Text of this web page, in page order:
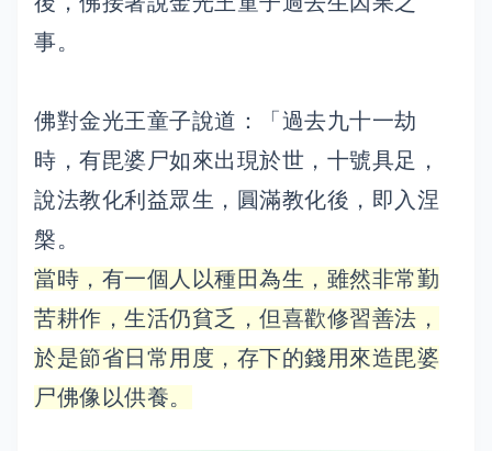
事。
佛對金光王童子說道：「過去九十一劫
時，有毘婆尸如來出現於世，十號具足，
說法教化利益眾生，圓滿教化後，即入涅
槃。
當時，有一個人以種田為生，雖然非常勤
苦耕作，生活仍貧乏，但喜歡修習善法，
於是節省日常用度，存下的錢用來造毘婆
尸佛像以供養。